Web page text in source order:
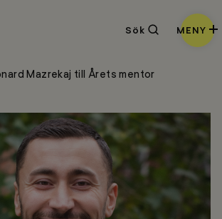
Sök Sök MENY
Mazrekaj till Årets mentor